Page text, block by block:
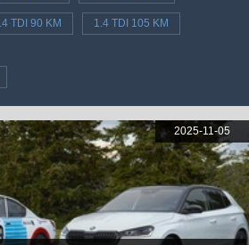
TDI 90 KM 1.4 TDI 105 KM
2025-11-05